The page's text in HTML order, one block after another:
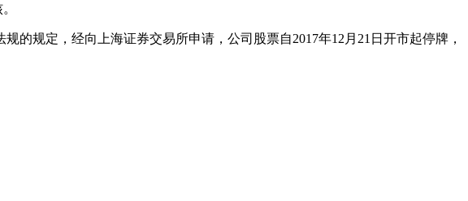
规定，经向上海证券交易所申请，公司股票自2017年12月21日开市起停牌，